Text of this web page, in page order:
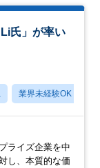
氏」が率い
業界未経験OK
ライズ企業を中
し、本質的な価